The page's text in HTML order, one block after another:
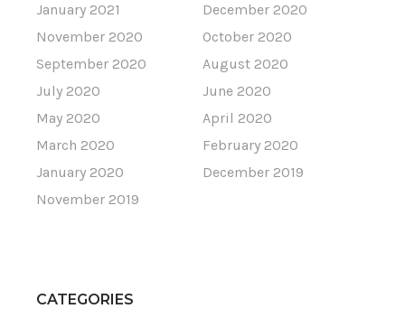
January 2021
December 2020
November 2020
October 2020
September 2020
August 2020
July 2020
June 2020
May 2020
April 2020
March 2020
February 2020
January 2020
December 2019
November 2019
CATEGORIES